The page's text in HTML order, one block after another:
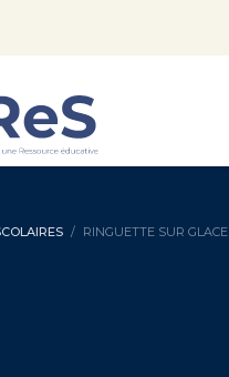
RINGUETTE SUR GLACE